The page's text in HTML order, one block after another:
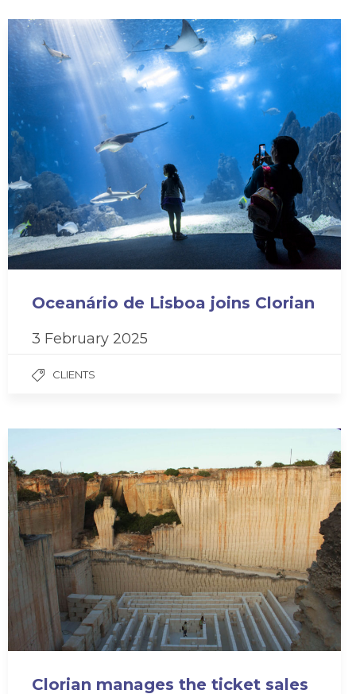
Oceanário de Lisboa joins Clorian
3 February 2025
CLIENTS
Clorian manages the ticket sales